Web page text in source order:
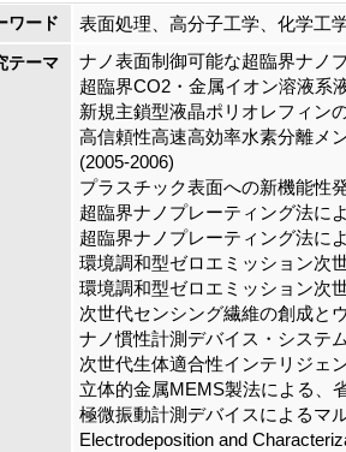
ワード 表面処理、高分子工学、化学工
テーマ
ナノ表面制御可能な超臨界ナノ
超臨界CO2・金属イオン溶液系
新規主鎖型液晶ポリオレフィン
高信頼性高速高効率水素分離メ
(2005-2006)
プラスチック表面への新機能性
超臨界ナノプレーティング法に
超臨界ナノプレーティング法に
環境調和型ゼロエミッション次
環境調和型ゼロエミッション次
次世代センシング繊維の創成と
ナノ慣性計測デバイス・システ
次世代生体適合性インテリジェ
立体的金属MEMS製法による、
極微振動計測デバイスによるマ
Electrodeposition and